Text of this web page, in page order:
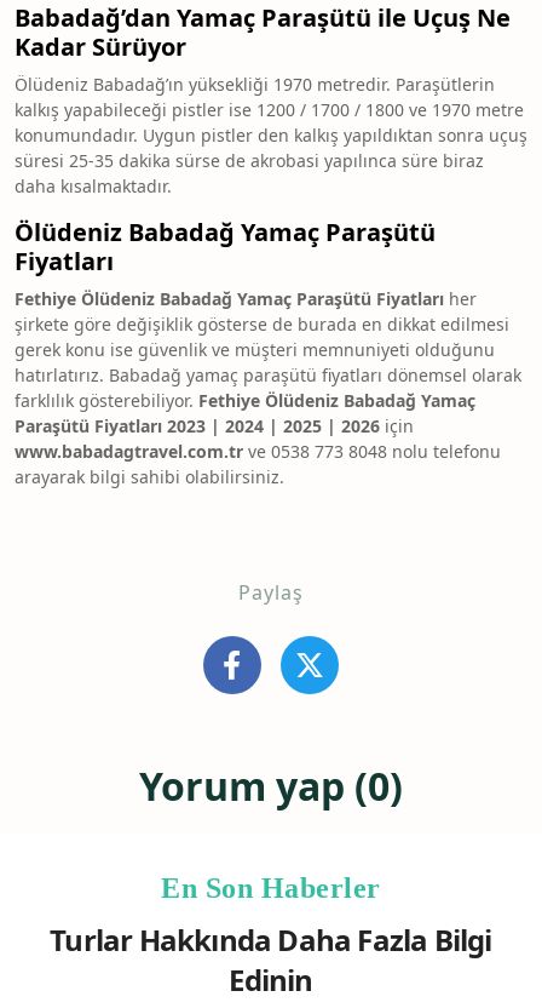
Babadağ’dan Yamaç Paraşütü ile Uçuş Ne
Kadar Sürüyor
Ölüdeniz Babadağ’ın yüksekliği 1970 metredir. Paraşütlerin
kalkış yapabileceği pistler ise 1200 / 1700 / 1800 ve 1970 metre
konumundadır. Uygun pistler den kalkış yapıldıktan sonra uçuş
süresi 25-35 dakika sürse de akrobasi yapılınca süre biraz
daha kısalmaktadır.
Ölüdeniz Babadağ Yamaç Paraşütü
Fiyatları
Fethiye Ölüdeniz Babadağ Yamaç Paraşütü Fiyatları her
şirkete göre değişiklik gösterse de burada en dikkat edilmesi
gerek konu ise güvenlik ve müşteri memnuniyeti olduğunu
hatırlatırız. Babadağ yamaç paraşütü fiyatları dönemsel olarak
farklılık gösterebiliyor. Fethiye Ölüdeniz Babadağ Yamaç
Paraşütü Fiyatları 2023 | 2024 | 2025 | 2026 için
www.babadagtravel.com.tr ve 0538 773 8048 nolu telefonu
arayarak bilgi sahibi olabilirsiniz.
Paylaş
Yorum yap (0)
En Son Haberler
Turlar Hakkında Daha Fazla Bilgi
Edinin